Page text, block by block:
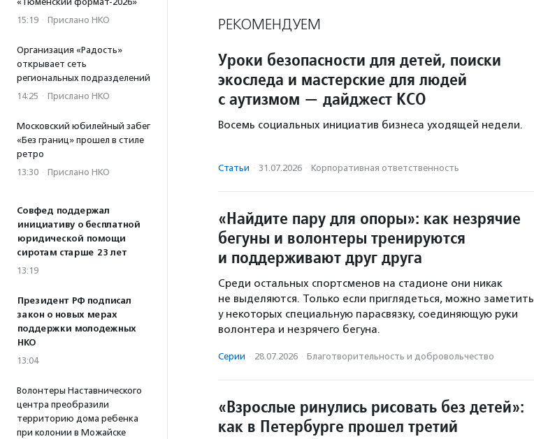
15:19 · Прислано НКО
Организация «Радость»
открывает сеть
региональных подразделений
14:25 · Прислано НКО
Московский юбилейный забег
«Без границ» прошел в стиле
ретро
13:30 · Прислано НКО
Совфед поддержал
инициативу о бесплатной
юридической помощи
сиротам старше 23 лет
13:19
Президент РФ подписал
закон о новых мерах
поддержки молодежных
НКО
13:04
Волонтеры Наставнического
центра преобразили
территорию дома ребенка
при колонии в Можайске
РЕКОМЕНДУЕМ
Уроки безопасности для детей, поиски
экоследа и мастерские для людей
с аутизмом — дайджест КСО
Восемь социальных инициатив бизнеса уходящей недели.
Статьи · 31.07.2026 · Корпоративная ответственность
«Найдите пару для опоры»: как незрячие
бегуны и волонтеры тренируются
и поддерживают друг друга
Среди остальных спортсменов на стадионе они никак
не выделяются. Только если приглядеться, можно заметить
у некоторых специальную парасвязку, соединяющую руки
волонтера и незрячего бегуна.
Серии · 28.07.2026 · Благотвори­тель­ность и доброволь­чест­во
«Взрослые ринулись рисовать без детей»:
как в Петербурге прошел третий